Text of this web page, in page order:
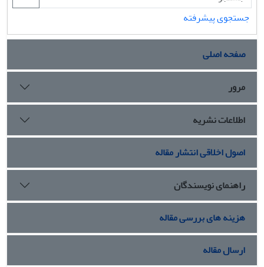
جستجوی پیشرفته
صفحه اصلی
مرور
اطلاعات نشریه
اصول اخلاقی انتشار مقاله
راهنمای نویسندگان
هزینه های بررسی مقاله
ارسال مقاله